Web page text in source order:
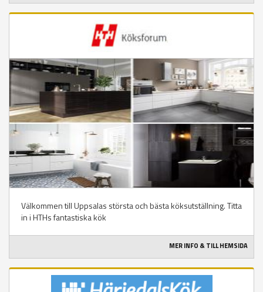
Välkommen till Uppsalas största och bästa köksutställning. Titta
in i HTHs fantastiska kök
MER INFO & TILL HEMSIDA